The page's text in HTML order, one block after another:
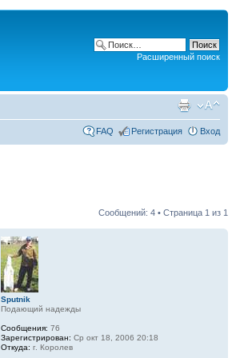
Расширенный поиск
FAQ Регистрация Вход
Сообщений: 4 • Страница 1 из 1
Sputnik
Подающий надежды
Сообщения: 76
Зарегистрирован: Ср окт 18, 2006 20:18
Откуда: г. Королев